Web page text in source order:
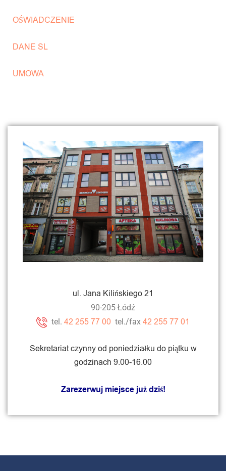
OŚWIADCZENIE
DANE SL
UMOWA
ul. Jana Kilińskiego 21
90-205 Łódź
tel. 42 255 77 00 tel./fax 42 255 77 01
Sekretariat czynny od poniedziałku do piątku w
godzinach 9.00-16.00
Zarezerwuj miejsce już dziś!